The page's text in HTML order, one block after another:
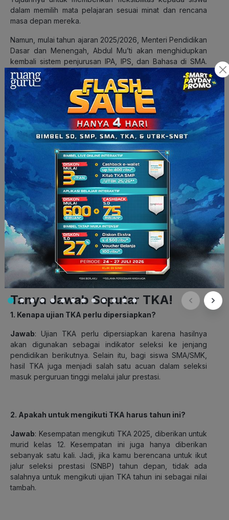
dalam memilih mata pelajaran sesuai minat dan rencana
masa depan mereka.
Namun, mulai tahun ajaran 2025/2026, Menteri Pendidikan
Dasar dan Menengah, Abdul Mu’ti akan menghidupkan
kembali sistem penjurusan IPA, IPS, dan Bahasa di SMA.
Pengembalian sistem penjurusan ini bertujuan untuk
memperjelas arah akademik siswa dan mempermudah
proses seleksi masuk perguruan tinggi.
Dengan adanya penjurusan, siswa akan mengikuti Tes
Kemampuan Akademik (TKA) sesuai dengan rumpun ilmu
yang dipilih. Misalnya, siswa jurusan IPA bisa memilih ujian
pada mata pelajaran Fisika, Biologi, atau Kimia. Sementara
itu, siswa jurusan IPS bisa memilih tes pada mata pelajaran
Ekonomi, Geografi, Sejarah, atau Sosiologi. ​
Nah, peraturan resmi terkait kebijakan ini akan dituangkan
dalam Peraturan Menteri yang akan datang, ya. Sambil
menunggu keputusan resminya keluar, yuk mulai
menyiapkan diri dari sekarang dengan mencari tahu minat
dan bakat kita.
Baca Juga:9 Cara Mengenali Minat & Bakat Sebelum
Pilih Jurusan Kuliah
Tanya Jawab Seputar TKA!
1. Kenapa ujian TKA perlu dipersiapkan?
Jawab: Ujian TKA perlu dipersiapkan karena hasilnya
akan digunakan sebagai indikator seleksi ke jenjang
pendidikan berikutnya. Selain itu, bagi siswa SMA/SMK,
hasil TKA juga menjadi salah satu acuan dalam seleksi
masuk perguruan tinggi melalui jalur prestasi.
2. Apakah untuk mengikuti TKA harus tahun ini?
Jawab: Kesempatan mengikuti TKA 2025, diberikan untuk
murid kelas 12. Kesempatan ini juga hanya diberikan
sebanyak satu kali. Jadi, jika kamu berencana untuk ikut
jalur seleksi prestasi (SNBP) tahun depan, tidak ada
salahnya untuk mengikuti ujian TKA tahun ini sebagai nilai
tambah.